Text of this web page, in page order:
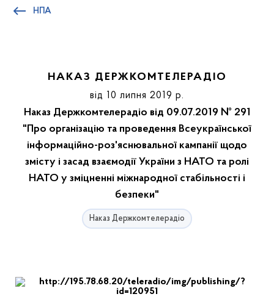
НПА
НАКАЗ ДЕРЖКОМТЕЛЕРАДІО
від 10 липня 2019 р.
Наказ Держкомтелерадіо від 09.07.2019 № 291
"Про організацію та проведення Всеукраїнської
інформаційно-роз'яснювальної кампанії щодо
змісту і засад взаємодії України з НАТО та ролі
НАТО у зміцненні міжнародної стабільності і
безпеки"
Наказ Держкомтелерадіо